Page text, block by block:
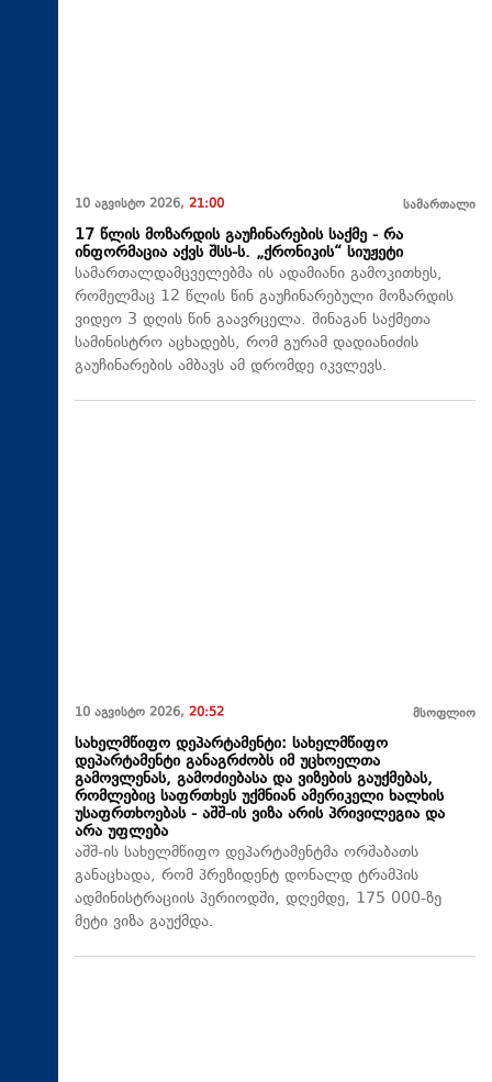
10 აგვისტო 2026, 21:00 სამართალი
17 წლის მოზარდის გაუჩინარების საქმე - რა
ინფორმაცია აქვს შსს-ს. „ქრონიკის“ სიუჟეტი
სამართალდამცველებმა ის ადამიანი გამოკითხეს,
რომელმაც 12 წლის წინ გაუჩინარებული მოზარდის
ვიდეო 3 დღის წინ გაავრცელა. შინაგან საქმეთა
სამინისტრო აცხადებს, რომ გურამ დადიანიძის
გაუჩინარების ამბავს ამ დრომდე იკვლევს.
10 აგვისტო 2026, 20:52 მსოფლიო
სახელმწიფო დეპარტამენტი: სახელმწიფო
დეპარტამენტი განაგრძობს იმ უცხოელთა
გამოვლენას, გამოძიებასა და ვიზების გაუქმებას,
რომლებიც საფრთხეს უქმნიან ამერიკელი ხალხის
უსაფრთხოებას - აშშ-ის ვიზა არის პრივილეგია და
არა უფლება
აშშ-ის სახელმწიფო დეპარტამენტმა ორშაბათს
განაცხადა, რომ პრეზიდენტ დონალდ ტრამპის
ადმინისტრაციის პერიოდში, დღემდე, 175 000-ზე
მეტი ვიზა გაუქმდა.